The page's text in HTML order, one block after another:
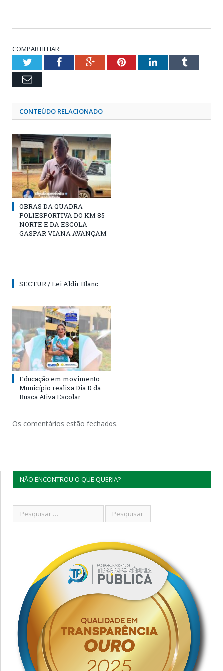
COMPARTILHAR:
TwitterFacebookGoogle+PinterestLinkedInTumblr
Email
CONTEÚDO RELACIONADO
OBRAS DA QUADRA
POLIESPORTIVA DO KM 85
NORTE E DA ESCOLA
GASPAR VIANA AVANÇAM
SECTUR / Lei Aldir Blanc
Educação em movimento:
Município realiza Dia D da
Busca Ativa Escolar
Os comentários estão fechados.
NÃO ENCONTROU O QUE QUERIA?